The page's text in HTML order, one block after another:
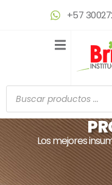
+57
de
productos
Los mejores